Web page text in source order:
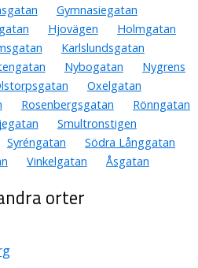
Gymnasiegatan
Hjovägen
Holmgatan
Karlslundsgatan
Nybogatan
Nygrens
Oxelgatan
Rosenbergsgatan
Rönngatan
Smultronstigen
Syréngatan
Södra Långgatan
Vinkelgatan Åsgatan
orter